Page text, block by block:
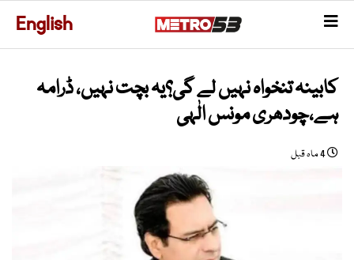
English
کابینہ تنخواہ نہیں لے گی؟یہ بچت نہیں، ڈرامہ
ہے،چودھری مونس الٰہی
4 ماہ قبل